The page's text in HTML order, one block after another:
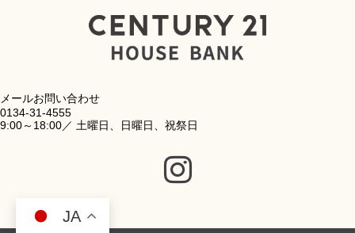
メールお問い合わせ
0134-31-4555
9:00～18:00／ 土曜日、日曜日、祝祭日
JA